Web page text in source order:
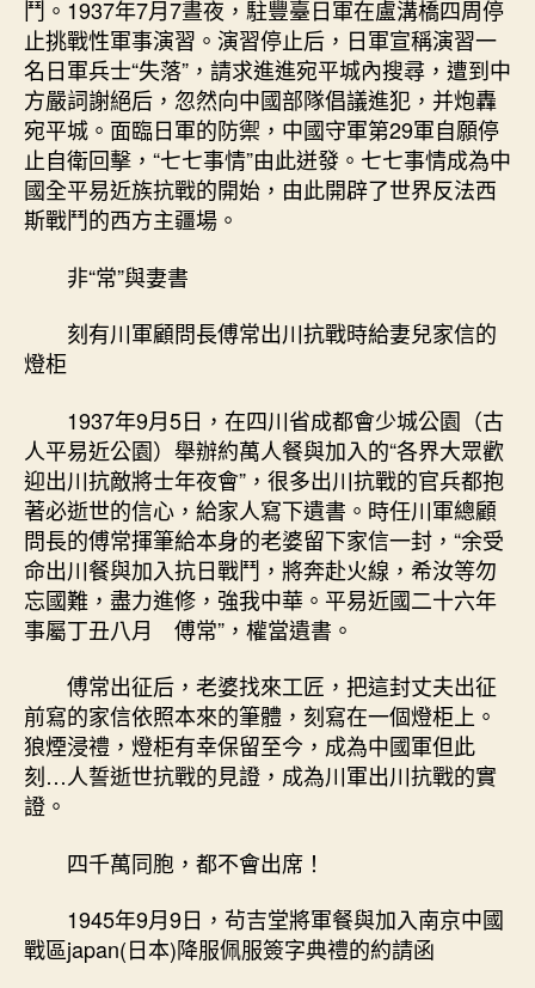
鬥。1937年7月7晝夜，駐豐臺日軍在盧溝橋四周停
止挑戰性軍事演習。演習停止后，日軍宣稱演習一
名日軍兵士“失落”，請求進進宛平城內搜尋，遭到中
方嚴詞謝絕后，忽然向中國部隊倡議進犯，并炮轟
宛平城。面臨日軍的防禦，中國守軍第29軍自願停
止自衛回擊，“七七事情”由此迸發。七七事情成為中
國全平易近族抗戰的開始，由此開辟了世界反法西
斯戰鬥的西方主疆場。
非“常”與妻書
刻有川軍顧問長傅常出川抗戰時給妻兒家信的
燈柜
1937年9月5日，在四川省成都會少城公園（古
人平易近公園）舉辦約萬人餐與加入的“各界大眾歡
迎出川抗敵將士年夜會”，很多出川抗戰的官兵都抱
著必逝世的信心，給家人寫下遺書。時任川軍總顧
問長的傅常揮筆給本身的老婆留下家信一封，“余受
命出川餐與加入抗日戰鬥，將奔赴火線，希汝等勿
忘國難，盡力進修，強我中華。平易近國二十六年
事屬丁丑八月 傅常”，權當遺書。
傅常出征后，老婆找來工匠，把這封丈夫出征
前寫的家信依照本來的筆體，刻寫在一個燈柜上。
狼煙浸禮，燈柜有幸保留至今，成為中國軍但此
刻…人誓逝世抗戰的見證，成為川軍出川抗戰的實
證。
四千萬同胞，都不會出席！
1945年9月9日，茍吉堂將軍餐與加入南京中國
戰區japan(日本)降服佩服簽字典禮的約請函